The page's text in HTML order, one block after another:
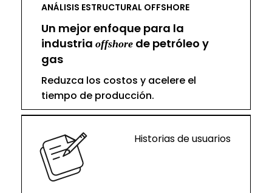
ANÁLISIS ESTRUCTURAL OFFSHORE
Un mejor enfoque para la
industria offshore de petróleo y
gas
Reduzca los costos y acelere el
tiempo de producción.
Historias de usuarios